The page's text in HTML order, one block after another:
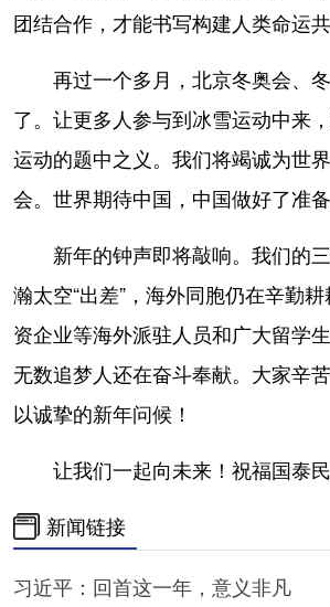
团结合作，才能书写构建人类命运
再过一个多月，北京冬奥会、
了。让更多人参与到冰雪运动中来
运动的题中之义。我们将竭诚为世
会。世界期待中国，中国做好了准备
新年的钟声即将敲响。我们的
瀚太空“出差”，海外同胞仍在辛勤
资企业等海外派驻人员和广大留学
无数追梦人还在奋斗奉献。大家辛
以诚挚的新年问候！
让我们一起向未来！祝福国泰民
新闻链接
习近平：回首这一年，意义非凡